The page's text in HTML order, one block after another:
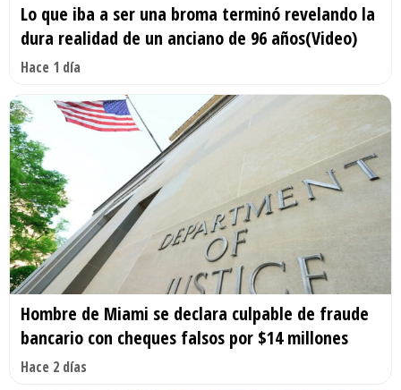
Lo que iba a ser una broma terminó revelando la
dura realidad de un anciano de 96 años(Video)
Hace 1 día
Hombre de Miami se declara culpable de fraude
bancario con cheques falsos por $14 millones
Hace 2 días